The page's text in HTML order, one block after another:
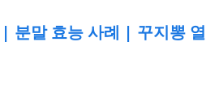
말 효능 사례 | 꾸지뽕